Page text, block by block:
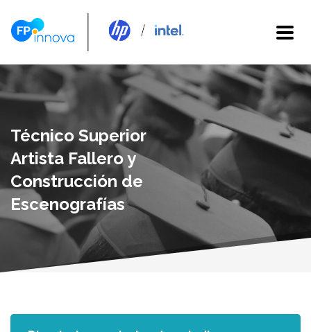
Técnico Superior
Artista Fallero y
Construcción de
Escenografías